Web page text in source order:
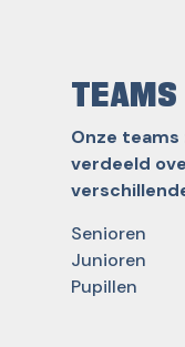
TEAMS
Onze teams
verdeeld
Senioren
Junioren
Pupillen